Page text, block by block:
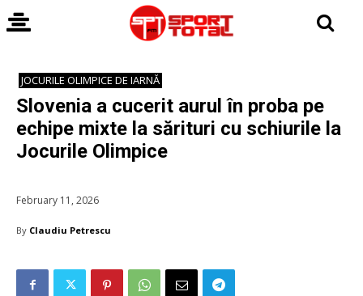
JOCURILE OLIMPICE DE IARNĂ
Slovenia a cucerit aurul în proba pe
echipe mixte la sărituri cu schiurile la
Jocurile Olimpice
February 11, 2026
By Claudiu Petrescu